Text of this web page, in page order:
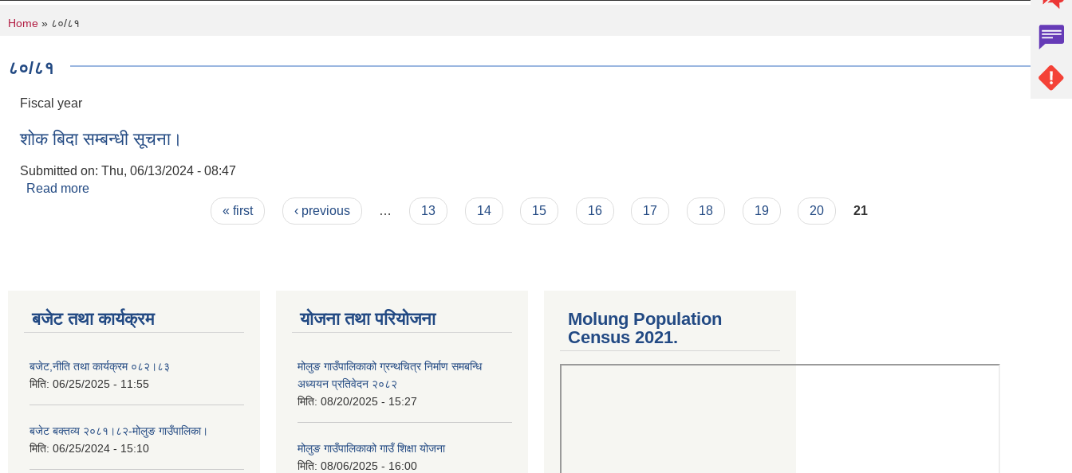
You are here
Home » ८०/८१
८०/८१
Fiscal year
शोक बिदा सम्बन्धी सूचना।
Submitted on: Thu, 06/13/2024 - 08:47
Read more
« first ‹ previous … 13 14 15 16 17 18 19 20 21
बजेट तथा कार्यक्रम
बजेट,नीति तथा कार्यक्रम ०८२।८३
मिति: 06/25/2025 - 11:55
बजेट बक्तव्य २०८१।८२-मोलुङ गाउँपालिका।
मिति: 06/25/2024 - 15:10
योजना तथा परियोजना
मोलुङ गाउँपालिकाको ग्रन्थचित्र निर्माण समबन्धि
अध्ययन प्रतिवेदन २०८२
मिति: 08/20/2025 - 15:27
मोलुङ गाउँपालिकाको गाउँ शिक्षा योजना
मिति: 08/06/2025 - 16:00
Molung Population
Census 2021.